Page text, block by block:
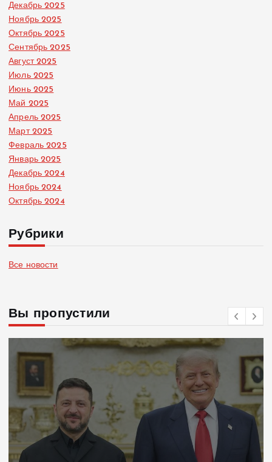
Декабрь 2025
Ноябрь 2025
Октябрь 2025
Сентябрь 2025
Август 2025
Июль 2025
Июнь 2025
Май 2025
Апрель 2025
Март 2025
Февраль 2025
Январь 2025
Декабрь 2024
Ноябрь 2024
Октябрь 2024
Рубрики
Все новости
Вы пропустили